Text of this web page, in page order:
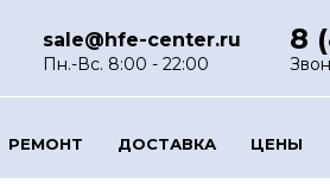
sale@hfe-center.ru
Пн.-Вс. 8:00 - 22:00
8
РЕМОНТ ДОСТАВКА ЦЕНЫ